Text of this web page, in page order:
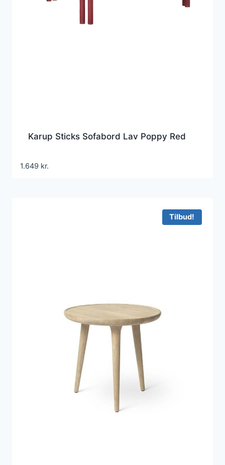
Karup Sticks Sofabord Lav Poppy Red
1.649 kr.
Tilbud!